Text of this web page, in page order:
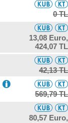
0 TL
13,08 Euro,
424,07 TL
42,13 TL
569,79 TL
80,57 Euro,